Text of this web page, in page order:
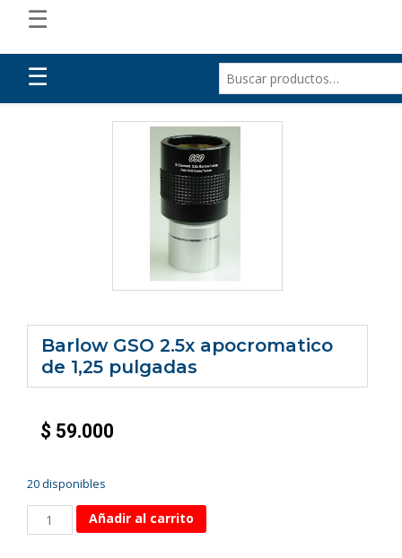
☰
☰
Barlow GSO 2.5x apocromatico
de 1,25 pulgadas
$ 59.000
20 disponibles
Añadir al carrito